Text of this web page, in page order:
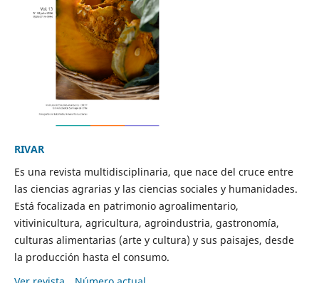
RIVAR
Es una revista multidisciplinaria, que nace del cruce entre
las ciencias agrarias y las ciencias sociales y humanidades.
Está focalizada en patrimonio agroalimentario,
vitivinicultura, agricultura, agroindustria, gastronomía,
culturas alimentarias (arte y cultura) y sus paisajes, desde
la producción hasta el consumo.